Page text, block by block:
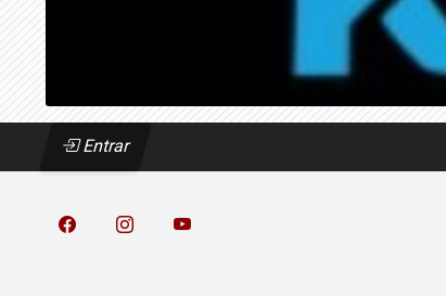
Entrar